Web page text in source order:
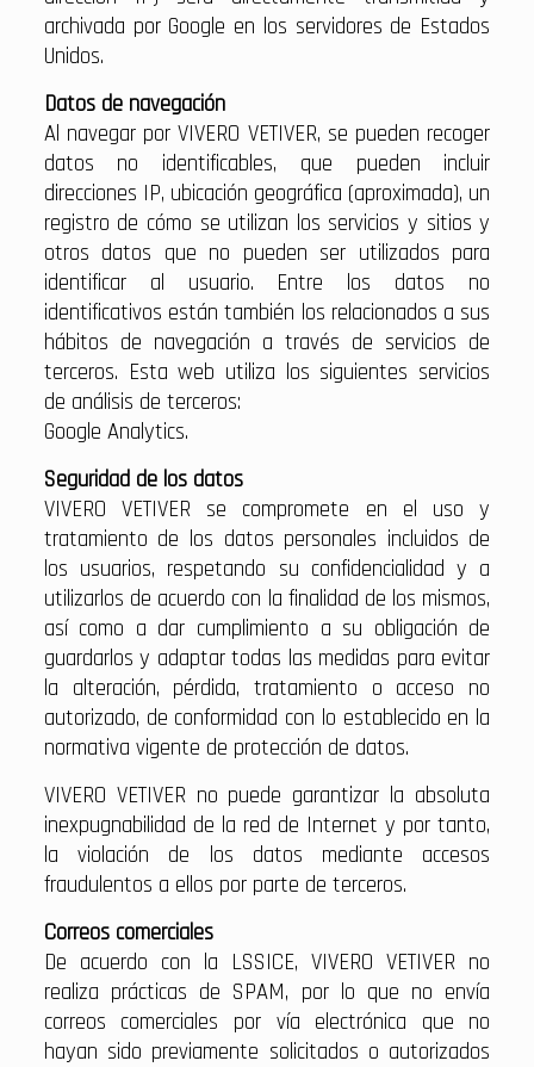
archivada por Google en los servidores de Estados
Unidos.
Datos de navegación
Al navegar por VIVERO VETIVER, se pueden recoger
datos no identificables, que pueden incluir
direcciones IP, ubicación geográfica (aproximada), un
registro de cómo se utilizan los servicios y sitios y
otros datos que no pueden ser utilizados para
identificar al usuario. Entre los datos no
identificativos están también los relacionados a sus
hábitos de navegación a través de servicios de
terceros. Esta web utiliza los siguientes servicios
de análisis de terceros:
Google Analytics.
Seguridad de los datos
VIVERO VETIVER se compromete en el uso y
tratamiento de los datos personales incluidos de
los usuarios, respetando su confidencialidad y a
utilizarlos de acuerdo con la finalidad de los mismos,
así como a dar cumplimiento a su obligación de
guardarlos y adaptar todas las medidas para evitar
la alteración, pérdida, tratamiento o acceso no
autorizado, de conformidad con lo establecido en la
normativa vigente de protección de datos.
VIVERO VETIVER no puede garantizar la absoluta
inexpugnabilidad de la red de Internet y por tanto,
la violación de los datos mediante accesos
fraudulentos a ellos por parte de terceros.
Correos comerciales
De acuerdo con la LSSICE, VIVERO VETIVER no
realiza prácticas de SPAM, por lo que no envía
correos comerciales por vía electrónica que no
hayan sido previamente solicitados o autorizados